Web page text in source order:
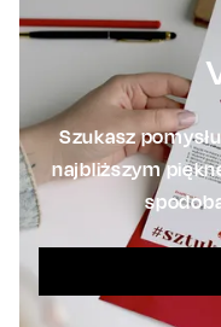
Szukasz
najbliższym